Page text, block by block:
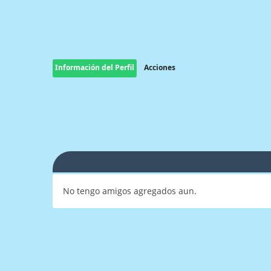
Información del Perfil Acciones
No tengo amigos agregados aun.